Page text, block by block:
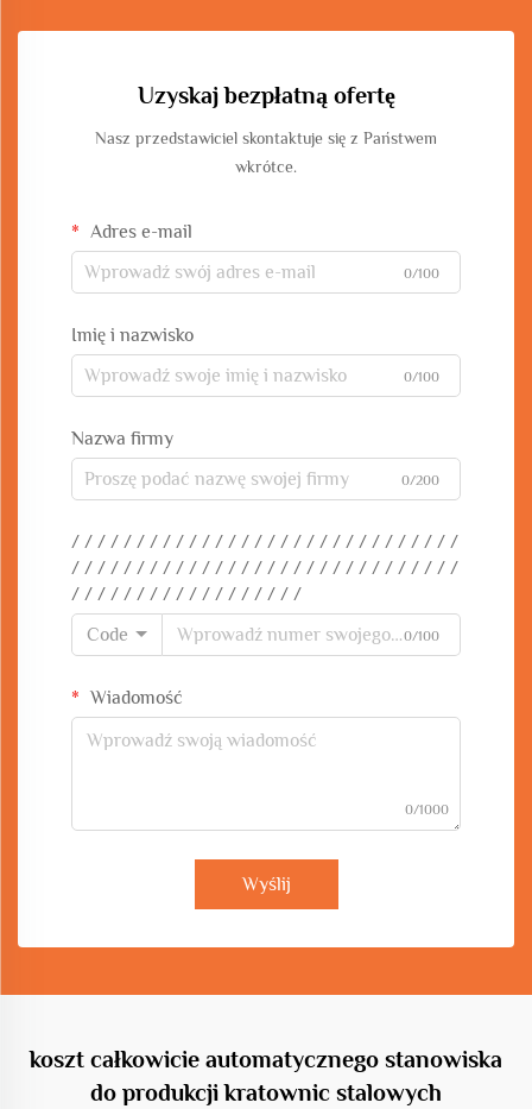
Uzyskaj bezpłatną ofertę
Nasz przedstawiciel skontaktuje się z Państwem
wkrótce.
Adres e-mail
0/100
Imię i nazwisko
0/100
Nazwa firmy
0/200
/ / / / / / / / / / / / / / / / / / / / / / / / / / / / / /
/ / / / / / / / / / / / / / / / / / / / / / / / / / / / / /
/ / / / / / / / / / / / / / / / / /
Code
0/100
Wiadomość
0/1000
Wyślij
koszt całkowicie automatycznego stanowiska
do produkcji kratownic stalowych